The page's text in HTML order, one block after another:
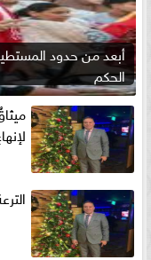
أبعد من حدود
الحكم